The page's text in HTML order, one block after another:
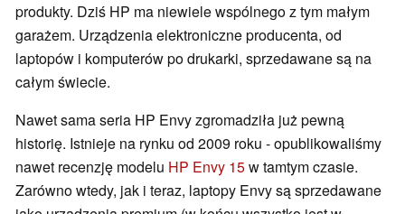
produkty. Dziś HP ma niewiele wspólnego z tym małym
garażem. Urządzenia elektroniczne producenta, od
laptopów i komputerów po drukarki, sprzedawane są na
całym świecie.
Nawet sama seria HP Envy zgromadziła już pewną
historię. Istnieje na rynku od 2009 roku - opublikowaliśmy
nawet recenzję modelu HP Envy 15w tamtym czasie.
Zarówno wtedy, jak i teraz, laptopy Envy są sprzedawane